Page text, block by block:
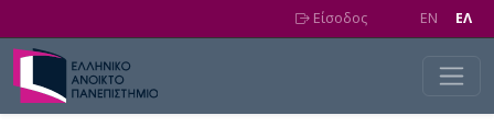
Είσοδος EN EΛ